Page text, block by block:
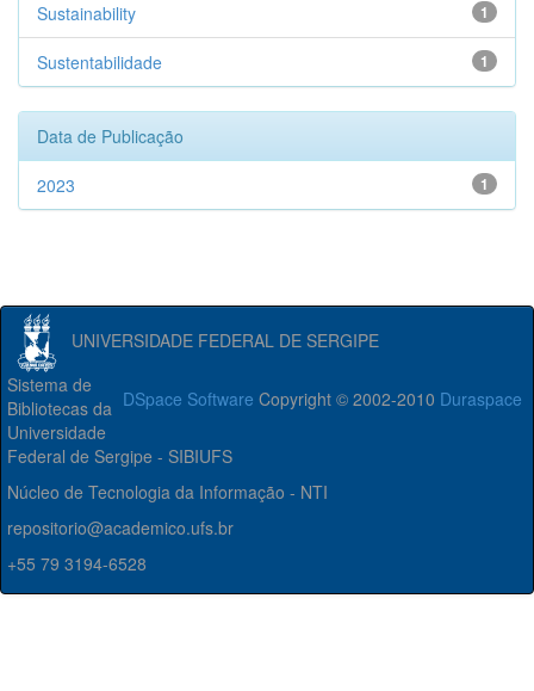
1
Sustainability
1
Sustentabilidade
Data de Publicação
1
2023
UNIVERSIDADE FEDERAL DE SERGIPE
DSpace Software Copyright © 2002-2010 Duraspace
Sistema de
Bibliotecas da
Universidade
Federal de Sergipe - SIBIUFS
Núcleo de Tecnologia da Informação - NTI
repositorio@academico.ufs.br
+55 79 3194-6528